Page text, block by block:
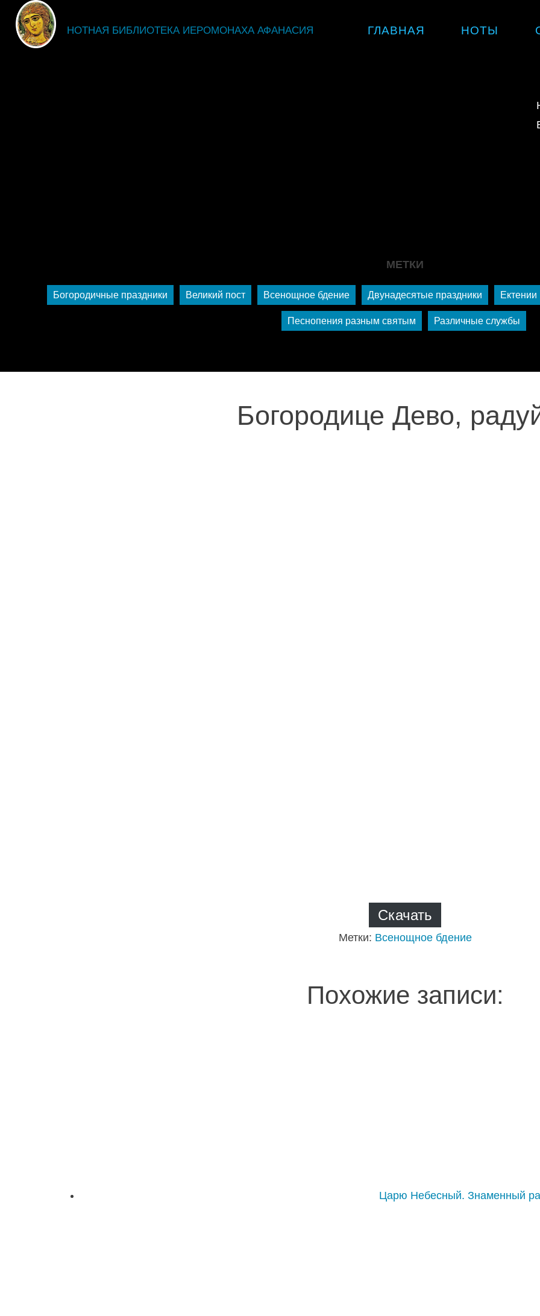
fdsgsdg
НОТНАЯ БИБЛИОТЕКА ИЕРОМОНАХА АФАНАСИЯ
ГЛАВНАЯ НОТЫ
МЕТКИ
Богородичные праздники Великий пост Всенощное бдение Двунадесятые праздники Ектении
Песнопения разным святым Различные службы
Богородице Дево,
Скачать
Метки: Всенощное бдение
Похожие записи:
Царю Небесный. Знаменный